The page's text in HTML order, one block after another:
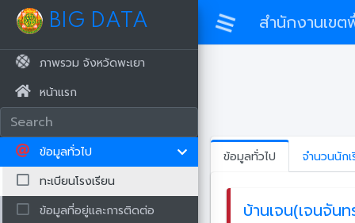
สำนักงานเขต
BIG DATA
ภาพรวม จังหวัดพะเยา
หน้าแรก
ข้อมูลทั่วไป
ทะเบียนโรงเรียน
ข้อมูลที่อยู่และการติดต่อ
ข้อมูลทั่วไป จำนวนนัก
บ้านเจน(เจนจัน